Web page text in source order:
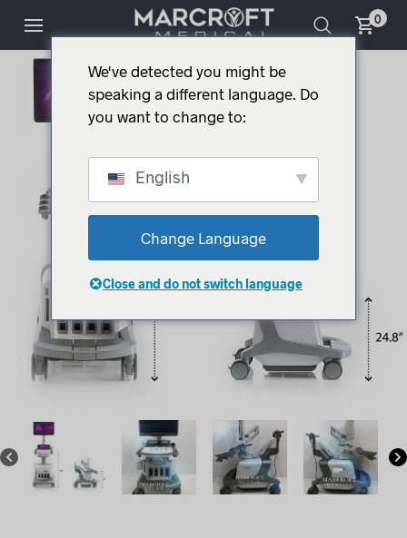
0
We've detected you might be
speaking a different language. Do
you want to change to:
English
Change Language
Close and do not switch language